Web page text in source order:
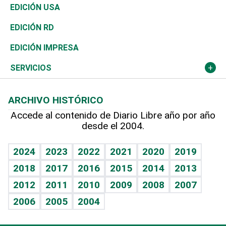
Reportajes
África
Ocenanía
Caribe
Resto del mundo
Vivienda
Telecom.
Global y variable
Economía personal
Buena Vida
Sociales
Novedades
Podcast Arte Libre
Hablando con el pediatra
Vida y familia
Eñe
Celebrando la vida
Sin complejos
Ciclismo
Tenis
Olimpismo
Más deportes
Línea de hit
TBT Deportivo
En Directo
El Espía
Noticiero Poteleche
Columnistas
Más firmas
Tecnología
Historia
Martes de tecnología
Cambio climático
Economía
Revista
Deportes
Opinión
Hecho en casa
Guía del dinero
EDICIÓN USA
EDICIÓN RD
EDICIÓN IMPRESA
SERVICIOS
Cumpleaños
Horóscopos
Crucigramas
ARCHIVO HISTÓRICO
Accede al contenido de Diario Libre año por año
desde el 2004.
2024 2023 2022 2021 2020
2019
2018
2017 2016 2015 2014
2013
2012
2011 2010 2009 2008
2007
2006
2005 2004